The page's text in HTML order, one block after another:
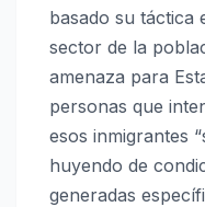
basado su táctica
sector de la
amenaza para
personas que
esos inmigrantes
huyendo de
generadas